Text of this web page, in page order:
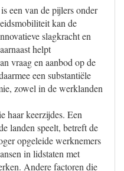
een van de pijlers onder
kan de
slagkracht en
helpt
vraag en aanbod op de
een substantiële
zowel in de werklanden
haar keerzijdes. Een
landen speelt, betreft de
opgeleide werknemers
in lidstaten met
Andere factoren die